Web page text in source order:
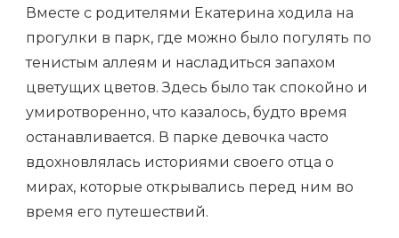
Вместе с родителями Екатерина ходила на
прогулки в парк, где можно было погулять по
тенистым аллеям и насладиться запахом
цветущих цветов. Здесь было так спокойно и
умиротворенно, что казалось, будто время
останавливается. В парке девочка часто
вдохновлялась историями своего отца о
мирах, которые открывались перед ним во
время его путешествий.